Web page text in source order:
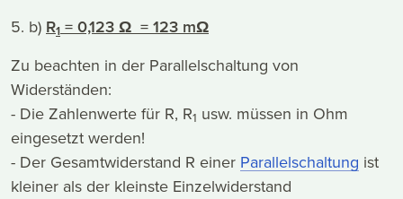
5. b) R1 = 0,123 Ω = 123 mΩ
Zu beachten in der Parallelschaltung von
Widerständen:
- Die Zahlenwerte für R, R1 usw. müssen in Ohm
eingesetzt werden!
- Der Gesamtwiderstand R einer Parallelschaltung ist
kleiner als der kleinste Einzelwiderstand